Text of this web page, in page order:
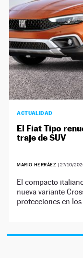
ACTUALIDAD
El Fiat Tipo
traje de SUV
MARIO HERRÁEZ | 27/10/
El compacto
nueva variante
protecciones en los